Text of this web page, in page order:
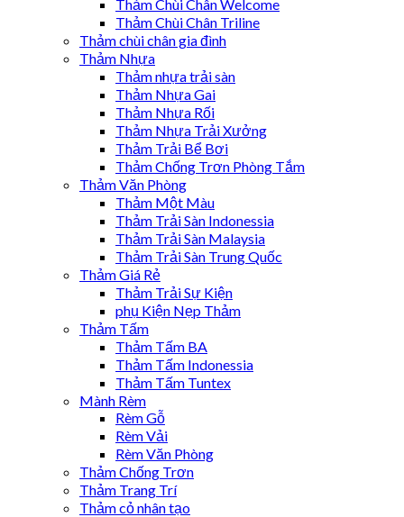
Thảm Chùi Chân Welcome
Thảm Chùi Chân Triline
Thảm chùi chân gia đình
Thảm Nhựa
Thảm nhựa trải sàn
Thảm Nhựa Gai
Thảm Nhựa Rối
Thảm Nhựa Trải Xưởng
Thảm Trải Bể Bơi
Thảm Chống Trơn Phòng Tắm
Thảm Văn Phòng
Thảm Một Màu
Thảm Trải Sàn Indonessia
Thảm Trải Sàn Malaysia
Thảm Trải Sàn Trung Quốc
Thảm Giá Rẻ
Thảm Trải Sự Kiện
phụ Kiện Nẹp Thảm
Thảm Tấm
Thảm Tấm BA
Thảm Tấm Indonessia
Thảm Tấm Tuntex
Mành Rèm
Rèm Gỗ
Rèm Vải
Rèm Văn Phòng
Thảm Chống Trơn
Thảm Trang Trí
Thảm cỏ nhân tạo